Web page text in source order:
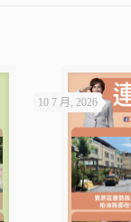
10 7 月, 2026